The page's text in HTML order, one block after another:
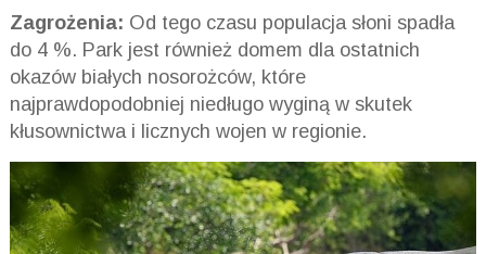
Zagrożenia: Od tego czasu populacja słoni spadła
do 4 %. Park jest również domem dla ostatnich
okazów białych nosorożców, które
najprawdopodobniej niedługo wyginą w skutek
kłusownictwa i licznych wojen w regionie.